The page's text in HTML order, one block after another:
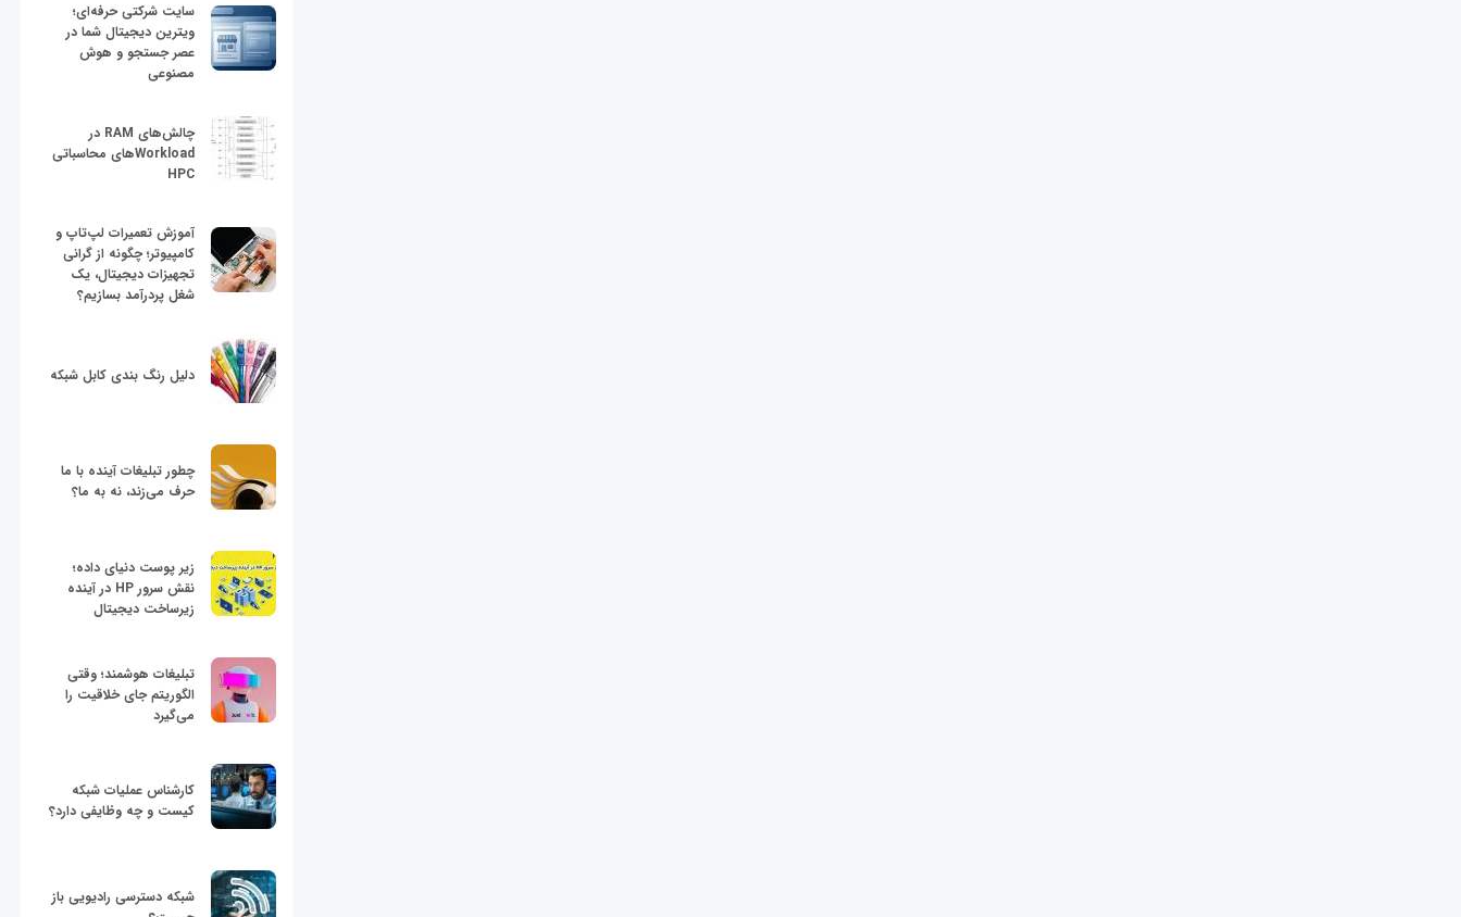
سایت شرکتی حرفه‌ای؛
ویترین دیجیتال شما در
عصر جستجو و هوش
مصنوعی
چالش‌های RAM در
Workloadهای محاسباتی
HPC
آموزش تعمیرات لپ‌تاپ و
کامپیوتر؛ چگونه از گرانی
تجهیزات دیجیتال، یک
شغل پردرآمد بسازیم؟
دلیل رنگ بندی کابل شبکه
چطور تبلیغات آینده با ما
حرف می‌زند، نه به ما؟
زیر پوست دنیای داده؛
نقش سرور HP در آینده
زیرساخت دیجیتال
تبلیغات هوشمند؛ وقتی
الگوریتم جای خلاقیت را
می‌گیرد
کارشناس عملیات شبکه
کیست و چه وظایفی دارد؟
شبکه دسترسی رادیویی باز